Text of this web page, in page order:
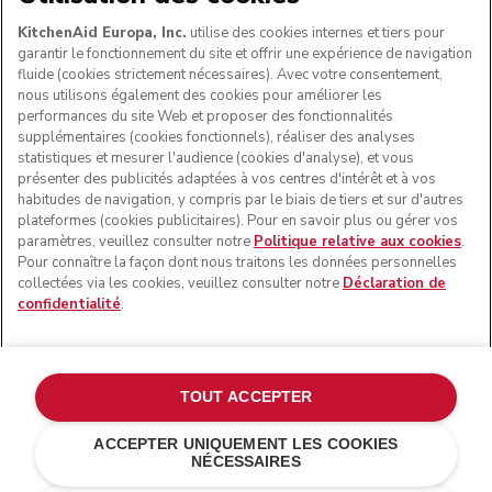
SUIVEZ-NOUS
forme du robot pâtissier multifonction sont des marques
commerciales aux États-Unis et ailleurs.
Gérer mes cookies
Politique de confidentialité
Politique en matière de cookies
KitchenAid Europa, Inc. utilise des cookies internes et tiers pour
garantir le fonctionnement du site et offrir une expérience de navigation
fluide (cookies strictement nécessaires). Avec votre consentement,
nous utilisons également des cookies pour améliorer les
performances du site Web et proposer des fonctionnalités
supplémentaires (cookies fonctionnels), réaliser des analyses
statistiques et mesurer l'audience (cookies d'analyse), et vous
présenter des publicités adaptées à vos centres d'intérêt et à vos
habitudes de navigation, y compris par le biais de tiers et sur d'autres
plateformes (cookies publicitaires). Pour en savoir plus ou gérer vos
paramètres, veuillez consulter notre Politique relative aux cookies.
Pour connaître la façon dont nous traitons les données personnelles
collectées via les cookies, veuillez consulter notre Déclaration de
confidentialité.
ACCEPTER UNIQUEMENT LES COOKIES
NÉCESSAIRES
TOUT ACCEPTER